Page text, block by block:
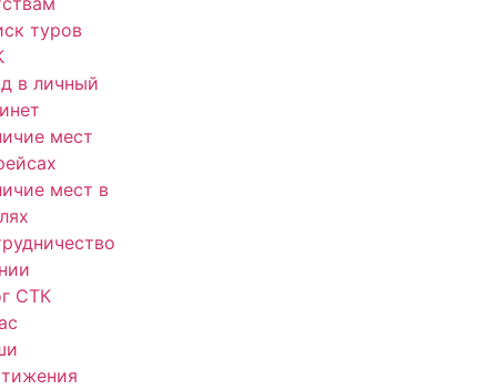
туров
в личный
мест
мест в
СТК